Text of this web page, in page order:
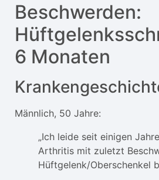
Beschwerden:
6 Monaten
Männlich, 50 Jahre:
„Ich leide seit einigen
Arthritis mit zuletzt
Hüftgelenk/Oberschenkel